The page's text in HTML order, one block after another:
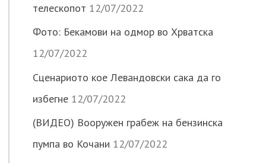
телескопот 12/07/2022
Фото: Бекамови на одмор во Хрватска
12/07/2022
Сценариото кое Левандовски сака да го
избегне 12/07/2022
(ВИДЕО) Вооружен грабеж на бензинска
пумпа во Кочани 12/07/2022